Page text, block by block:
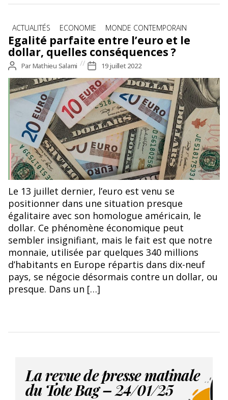
Catégories
ACTUALITÉS ECONOMIE MONDE CONTEMPORAIN
Egalité parfaite entre l’euro et le
dollar, quelles conséquences ?
Auteur
de
l’article
ParMathieu Salami
Date
de
l’article
19 juillet 2022
© Petr Kratochvil
Le 13 juillet dernier, l’euro est venu se
positionner dans une situation presque
égalitaire avec son homologue américain, le
dollar. Ce phénomène économique peut
sembler insignifiant, mais le fait est que notre
monnaie, utilisée par quelques 340 millions
d’habitants en Europe répartis dans dix-neuf
pays, se négocie désormais contre un dollar, ou
presque. Dans un […]
La revue de presse matinale
du Tote Bag – 24/01/25